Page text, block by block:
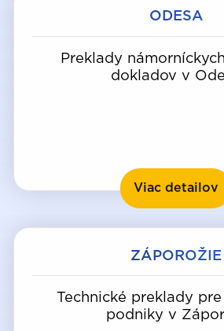
ODESA
Preklady
dokladov v
Viac detailov
ZÁPOROŽIE
Technické preklady
podniky v